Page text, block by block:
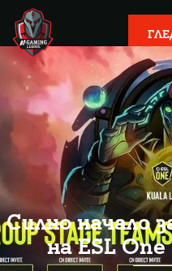
Силно начало
на ESL